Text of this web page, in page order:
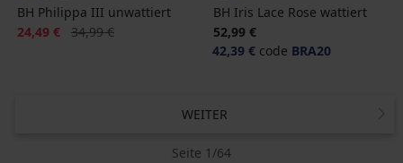
BH Philippa III unwattiert
Rabatt
24,49 € Alter Preis
34,99 €
BH Iris Lace Rose wattiert
52,99 €
42,39 € code BRA20
WEITER
Seite 1/64